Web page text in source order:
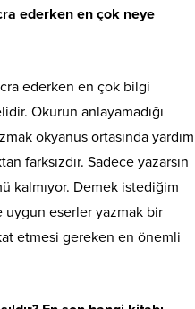
ederken en çok neye
ederken en çok bilgi
Okurun anlayamadığı
okyanus ortasında yardım
farksızdır. Sadece yazarsın
kalmıyor. Demek istediğim
uygun eserler yazmak bir
etmesi gereken en önemli